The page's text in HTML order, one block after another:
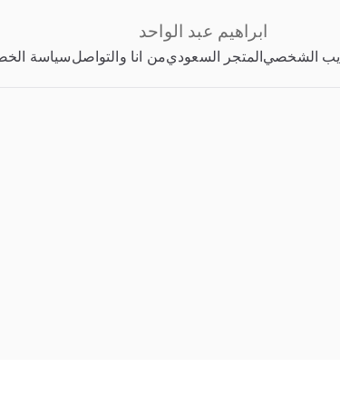
ابراهيم عبد الواحد
الشخصيالمتجر السعوديمن انا والتواصلسياسة